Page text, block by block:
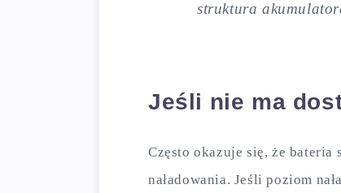
struktura
Jeśli nie ma
Często okazuje się, że
naładowania. Jeśli poziom